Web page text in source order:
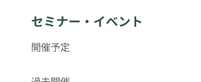
セミナー・イベント
開催予定